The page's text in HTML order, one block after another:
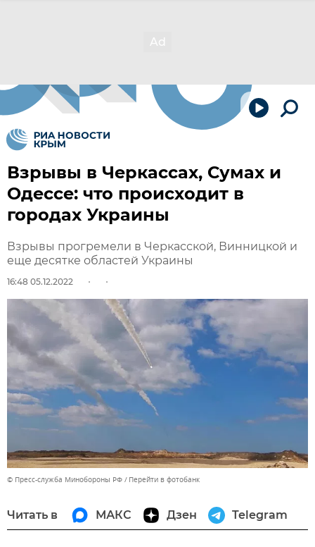
Взрывы в Черкассах, Сумах и
Одессе: что происходит в
городах Украины
Взрывы прогремели в Черкасской, Винницкой и
еще десятке областей Украины
16:48 05.12.2022
© Пресс-служба Минобороны РФ Перейти в фотобанк
Читать в МАКС Дзен Telegram